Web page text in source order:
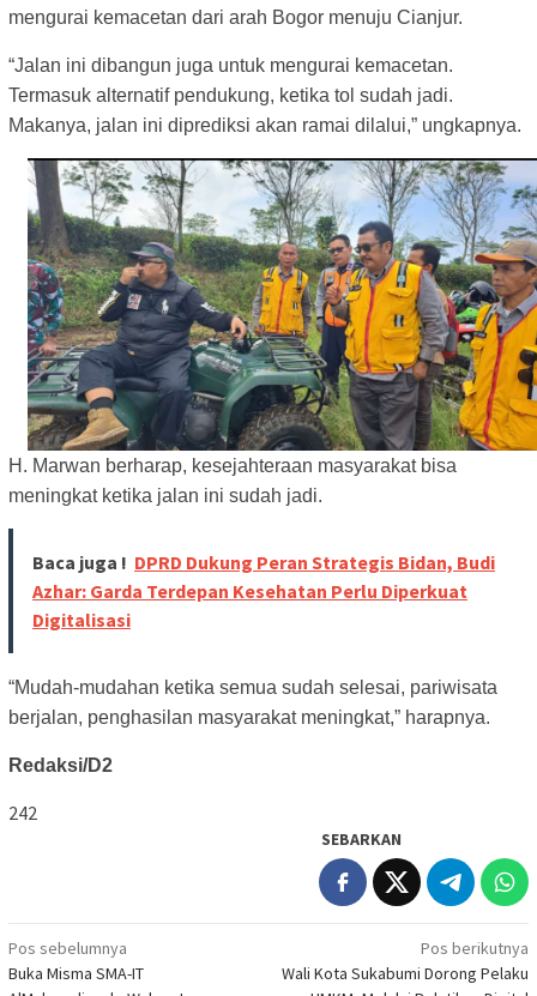
mengurai kemacetan dari arah Bogor menuju Cianjur.
“Jalan ini dibangun juga untuk mengurai kemacetan.
Termasuk alternatif pendukung, ketika tol sudah jadi.
Makanya, jalan ini diprediksi akan ramai dilalui,” ungkapnya.
H. Marwan berharap, kesejahteraan masyarakat bisa
meningkat ketika jalan ini sudah jadi.
Baca juga ! DPRD Dukung Peran Strategis Bidan, Budi
Azhar: Garda Terdepan Kesehatan Perlu Diperkuat
Digitalisasi
“Mudah-mudahan ketika semua sudah selesai, pariwisata
berjalan, penghasilan masyarakat meningkat,” harapnya.
Redaksi/D2
242
SEBARKAN
Navigasi
pos
Pos sebelumnya
Buka Misma SMA-IT
Pos berikutnya
Wali Kota Sukabumi Dorong Pelaku